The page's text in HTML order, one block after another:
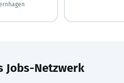
Jobs-Netzwerk